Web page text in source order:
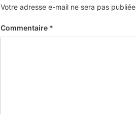
Votre adresse e-mail ne sera pas
Commentaire *